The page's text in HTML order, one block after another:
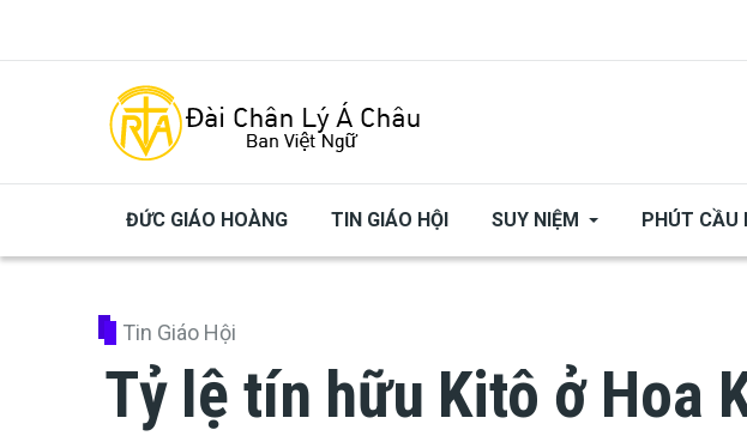
ĐỨC GIÁO HOÀNG TIN GIÁO HỘI SUY NIỆM PHÚT CẦU
Tin Giáo Hội
Tỷ lệ tín hữu Kitô ở Hoa